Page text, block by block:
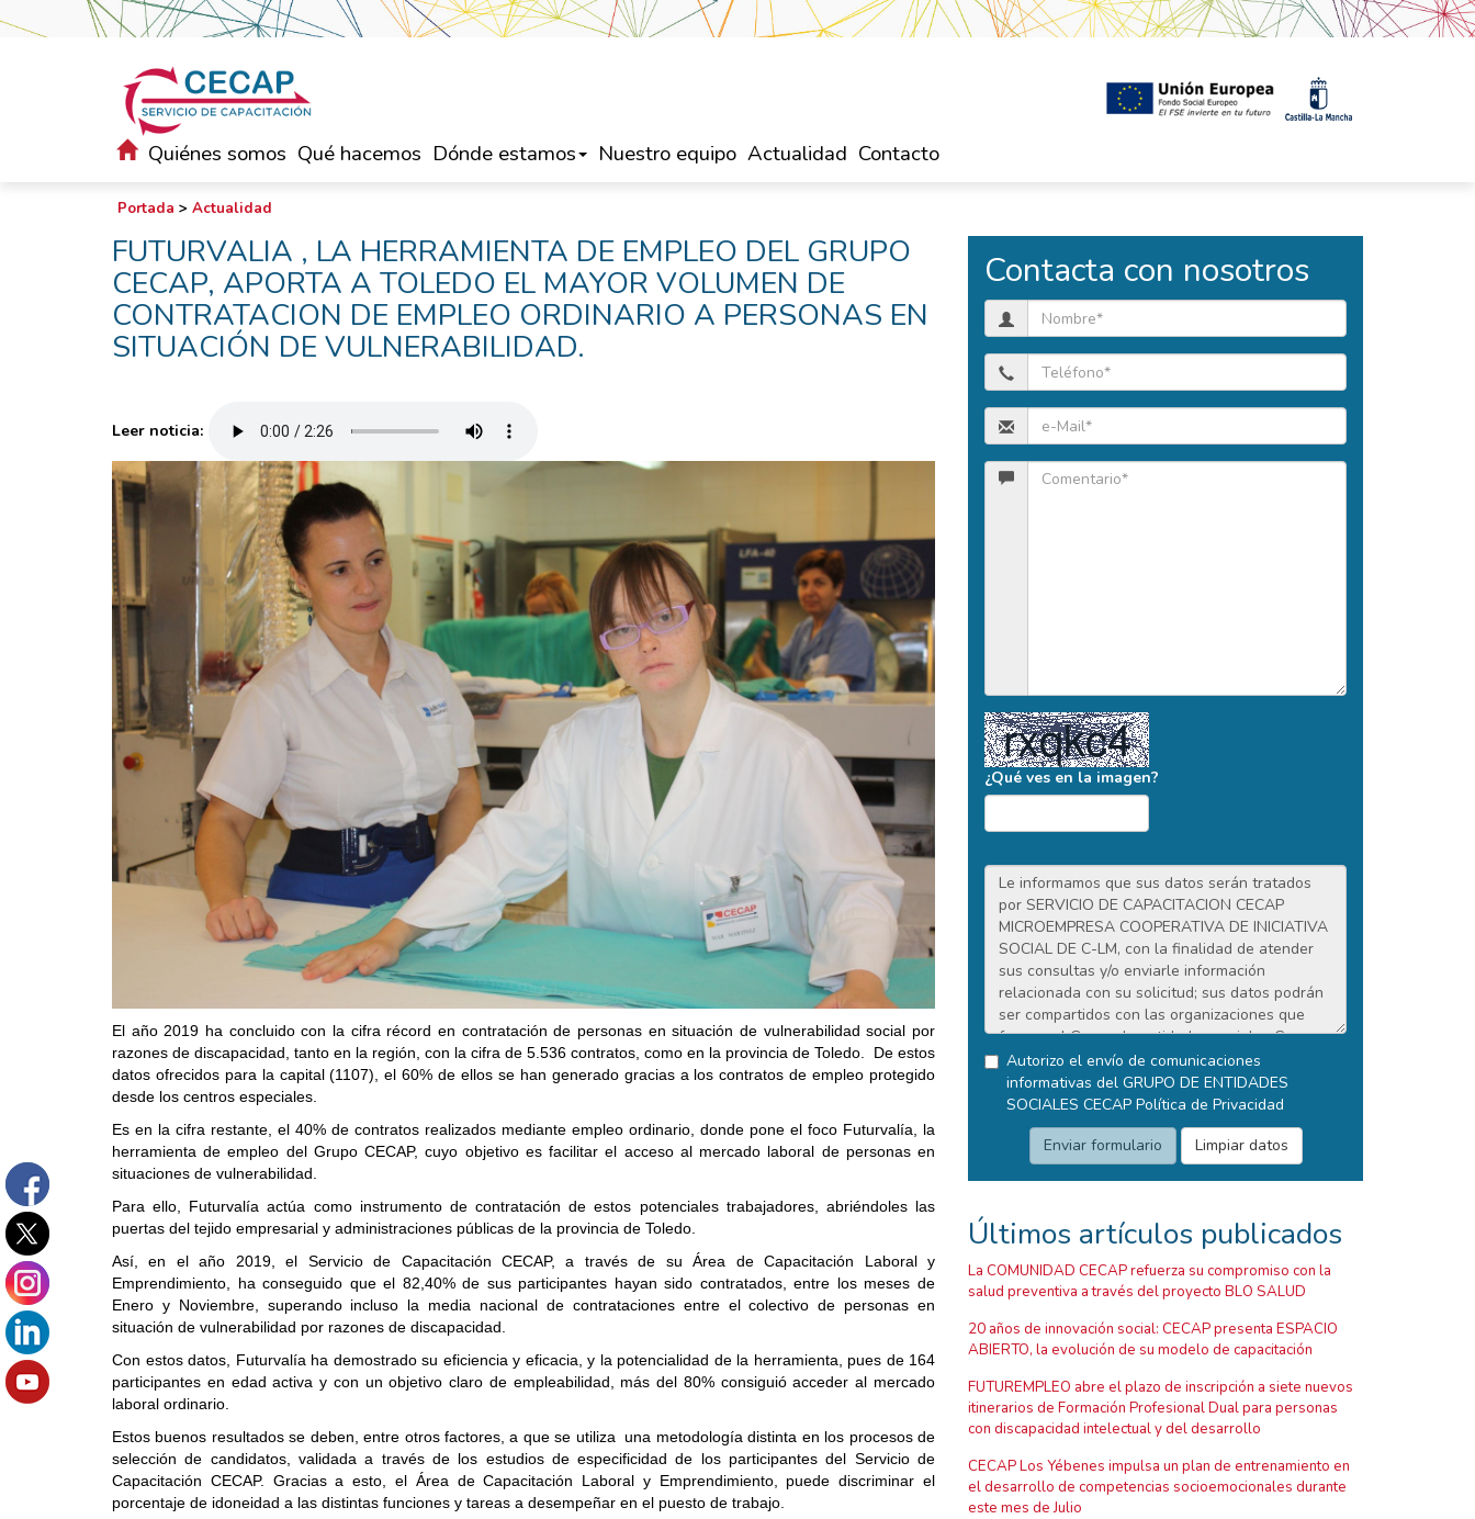
Quiénes somos Qué hacemos Dónde estamos Nuestro equipo Actualidad Contacto
Portada > Actualidad
FUTURVALIA , LA HERRAMIENTA DE EMPLEO DEL GRUPO
CECAP, APORTA A TOLEDO EL MAYOR VOLUMEN DE
CONTRATACION DE EMPLEO ORDINARIO A PERSONAS EN
SITUACIÓN DE VULNERABILIDAD.
Leer noticia:
El año 2019 ha concluido con la cifra récord en contratación de personas en situación de vulnerabilidad social por
razones de discapacidad, tanto en la región, con la cifra de 5.536 contratos, como en la provincia de Toledo. De estos
datos ofrecidos para la capital (1107), el 60% de ellos se han generado gracias a los contratos de empleo protegido
desde los centros especiales.
Es en la cifra restante, el 40% de contratos realizados mediante empleo ordinario, donde pone el foco Futurvalía, la
herramienta de empleo del Grupo CECAP, cuyo objetivo es facilitar el acceso al mercado laboral de personas en
situaciones de vulnerabilidad.
Para ello, Futurvalía actúa como instrumento de contratación de estos potenciales trabajadores, abriéndoles las
puertas del tejido empresarial y administraciones públicas de la provincia de Toledo.
Así, en el año 2019, el Servicio de Capacitación CECAP, a través de su Área de Capacitación Laboral y
Emprendimiento, ha conseguido que el 82,40% de sus participantes hayan sido contratados, entre los meses de
Enero y Noviembre, superando incluso la media nacional de contrataciones entre el colectivo de personas en
situación de vulnerabilidad por razones de discapacidad.
Con estos datos, Futurvalía ha demostrado su eficiencia y eficacia, y la potencialidad de la herramienta, pues de 164
participantes en edad activa y con un objetivo claro de empleabilidad, más del 80% consiguió acceder al mercado
laboral ordinario.
Estos buenos resultados se deben, entre otros factores, a que se utiliza una metodología distinta en los procesos de
selección de candidatos, validada a través de los estudios de especificidad de los participantes del Servicio de
Capacitación CECAP. Gracias a esto, el Área de Capacitación Laboral y Emprendimiento, puede discriminar el
porcentaje de idoneidad a las distintas funciones y tareas a desempeñar en el puesto de trabajo.
Contacta con nosotros
¿Qué ves en la imagen?
Autorizo el envío de comunicaciones
informativas del GRUPO DE ENTIDADES
SOCIALES CECAP Política de Privacidad
Últimos artículos publicados
La COMUNIDAD CECAP refuerza su compromiso con la
salud preventiva a través del proyecto BLO SALUD
20 años de innovación social: CECAP presenta ESPACIO
ABIERTO, la evolución de su modelo de capacitación
FUTUREMPLEO abre el plazo de inscripción a siete nuevos
itinerarios de Formación Profesional Dual para personas
con discapacidad intelectual y del desarrollo
CECAP Los Yébenes impulsa un plan de entrenamiento en
el desarrollo de competencias socioemocionales durante
este mes de Julio